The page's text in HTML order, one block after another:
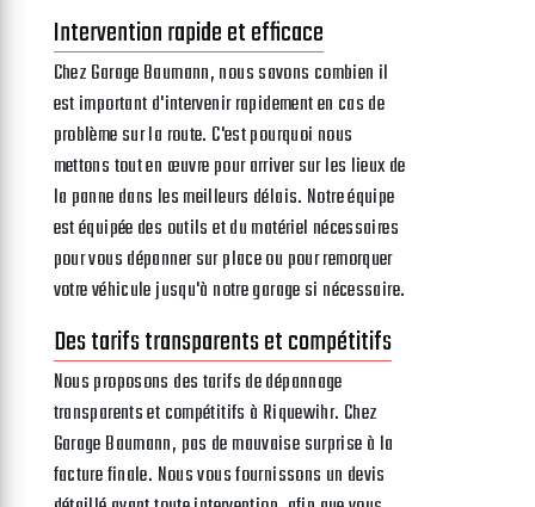
Intervention rapide et efficace
Chez Garage Baumann, nous savons combien il
est important d'intervenir rapidement en cas de
problème sur la route. C'est pourquoi nous
mettons tout en œuvre pour arriver sur les lieux de
la panne dans les meilleurs délais. Notre équipe
est équipée des outils et du matériel nécessaires
pour vous dépanner sur place ou pour remorquer
votre véhicule jusqu'à notre garage si nécessaire.
Des tarifs transparents et compétitifs
Nous proposons des tarifs de dépannage
transparents et compétitifs à Riquewihr. Chez
Garage Baumann, pas de mauvaise surprise à la
facture finale. Nous vous fournissons un devis